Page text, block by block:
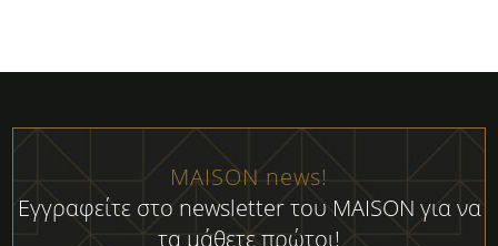
MAISON news!
Εγγραφείτε στο newsletter του MAISON για να
τα μάθετε πρώτοι!